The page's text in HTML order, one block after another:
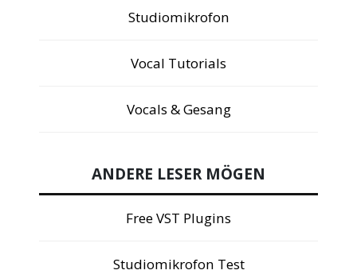
Studiomikrofon
Vocal Tutorials
Vocals & Gesang
ANDERE LESER MÖGEN
Free VST Plugins
Studiomikrofon Test